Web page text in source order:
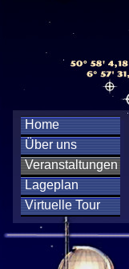
Home
Über uns
Veranstaltungen
Lageplan
Virtuelle Tour